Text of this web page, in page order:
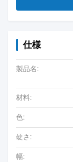
仕様
製品名:
材料:
色:
硬さ:
幅: